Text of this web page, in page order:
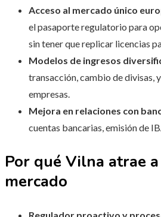
Acceso al mercado único
el pasaporte regulatorio para
sin tener que replicar licencias
Modelos de ingresos
transacción, cambio de divisas,
empresas.
Mejora en relaciones con
cuentas bancarias, emisión de
Por qué Vilna atrae
mercado